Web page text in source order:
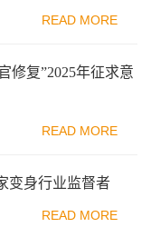
READ MORE
修复”2025年征求意
READ MORE
变身行业监督者
READ MORE